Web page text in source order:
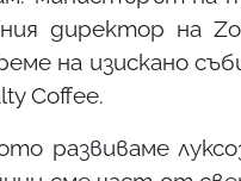
директор на
на изискано
Coffee.
развиваме